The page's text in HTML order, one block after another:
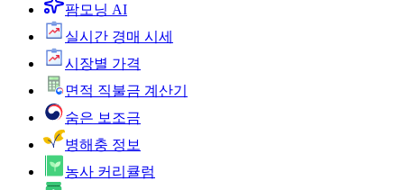
팜모닝 AI
실시간 경매 시세
시장별 가격
면적 직불금 계산기
숨은 보조금
병해충 정보
농사 커리큘럼